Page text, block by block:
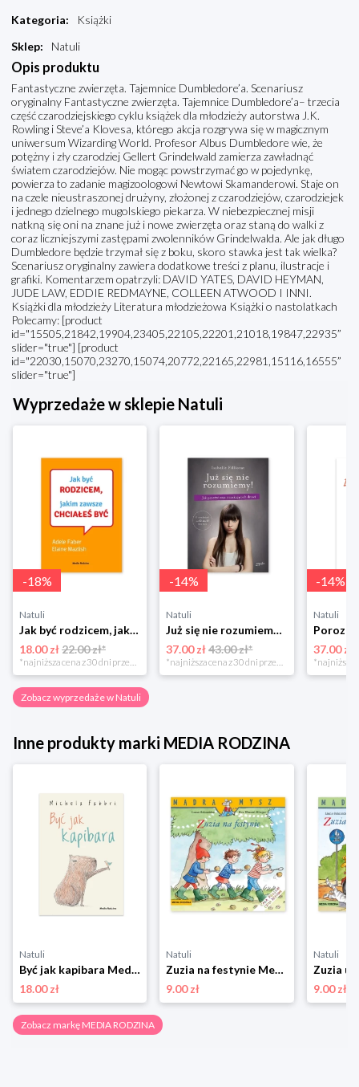
Kategoria:
Książki
Sklep: Natuli
Opis produktu
Fantastyczne zwierzęta. Tajemnice Dumbledore’a. Scenariusz
oryginalny Fantastyczne zwierzęta. Tajemnice Dumbledore’a– trzecia
część czarodziejskiego cyklu książek dla młodzieży autorstwa J.K.
Rowling i Steve’a Klovesa, którego akcja rozgrywa się w magicznym
uniwersum Wizarding World. Profesor Albus Dumbledore wie, że
potężny i zły czarodziej Gellert Grindelwald zamierza zawładnąć
światem czarodziejów. Nie mogąc powstrzymać go w pojedynkę,
powierza to zadanie magizoologowi Newtowi Skamanderowi. Staje on
na czele nieustraszonej drużyny, złożonej z czarodziejów, czarodziejek
i jednego dzielnego mugolskiego piekarza. W niebezpiecznej misji
natkną się oni na znane już i nowe zwierzęta oraz staną do walki z
coraz liczniejszymi zastępami zwolenników Grindelwalda. Ale jak długo
Dumbledore będzie trzymał się z boku, skoro stawka jest tak wielka?
Scenariusz oryginalny zawiera dodatkowe treści z planu, ilustracje i
grafiki. Komentarzem opatrzyli: DAVID YATES, DAVID HEYMAN,
JUDE LAW, EDDIE REDMAYNE, COLLEEN ATWOOD I INNI.
Książki dla młodzieży Literatura młodzieżowa Książki o nastolatkach
Polecamy: [product
id="15505,21842,19904,23405,22105,22201,21018,19847,22935”
slider="true"] [product
id="22030,15070,23270,15074,20772,22165,22981,15116,16555”
slider="true"]
Wyprzedaże w sklepie Natuli
-18%
Natuli
Jak być rodzicem, jakim zawsze chciałeś być Media rodzina
18.00 zł22.00 zł*
*najniższa cena z 30 dni przed obniżką
-14%
Natuli
Już się nie rozumiemy! Jak przeżyć czas trzaskających drzwi Esprit
37.00 zł 43.00 zł*
*najniższa cena z 30 dni przed obniżką
-14%
Natuli
37.00 zł
Zobacz wyprzedaże w Natuli
Inne produkty marki MEDIA RODZINA
Natuli
Być jak kapibara Media rodzina
18.00 zł
Natuli
Zuzia na festynie Media rodzina
9.00 zł
Natuli
9.00 zł
Zobacz markę MEDIA RODZINA